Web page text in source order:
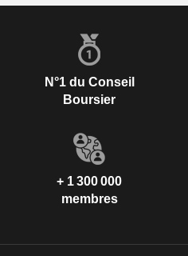
N°1 du Conseil
Boursier
+ 1 300 000
membres